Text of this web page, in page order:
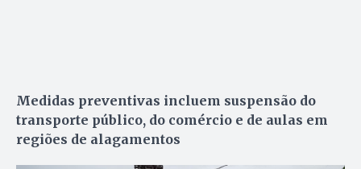
Medidas preventivas incluem suspensão do
transporte público, do comércio e de aulas em
regiões de alagamentos